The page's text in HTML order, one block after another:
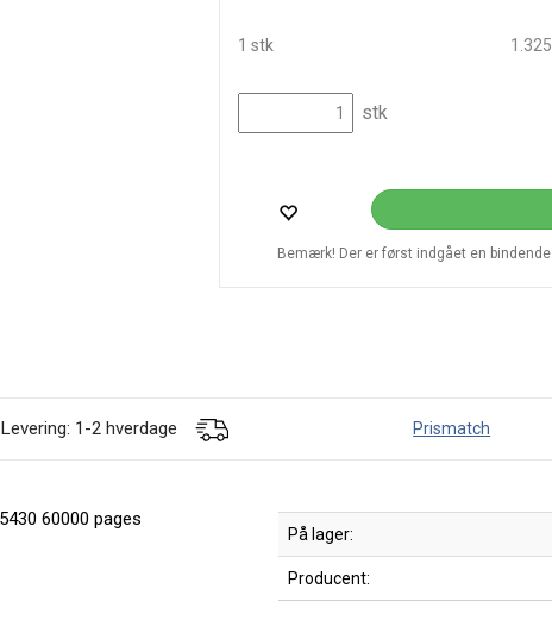
1 stk
stk
Bemærk! Der er først indgået en
Levering: 1-2 hverdage Prismatch
60000 pages
På lager:
Producent: